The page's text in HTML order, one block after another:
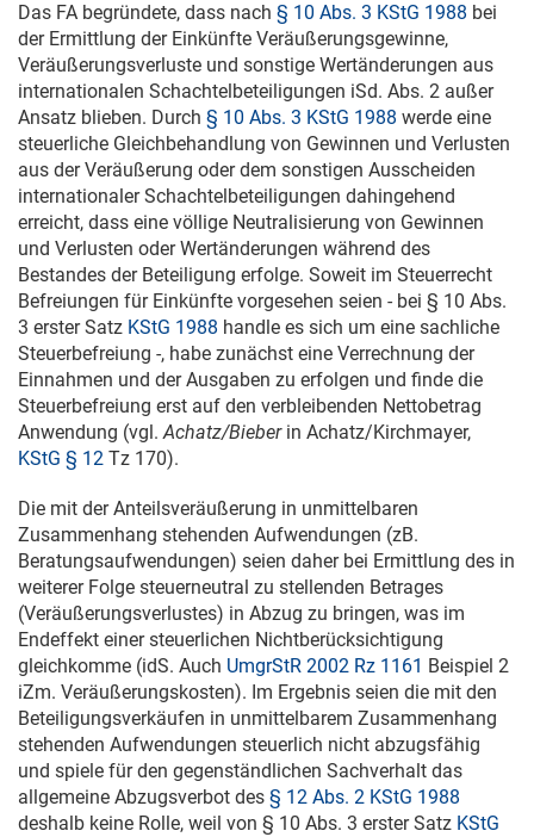
Das FA begründete, dass nach § 10 Abs. 3 KStG 1988 bei
der Ermittlung der Einkünfte Veräußerungsgewinne,
Veräußerungsverluste und sonstige Wertänderungen aus
internationalen Schachtelbeteiligungen iSd. Abs. 2 außer
Ansatz blieben. Durch § 10 Abs. 3 KStG 1988 werde eine
steuerliche Gleichbehandlung von Gewinnen und Verlusten
aus der Veräußerung oder dem sonstigen Ausscheiden
internationaler Schachtelbeteiligungen dahingehend
erreicht, dass eine völlige Neutralisierung von Gewinnen
und Verlusten oder Wertänderungen während des
Bestandes der Beteiligung erfolge. Soweit im Steuerrecht
Befreiungen für Einkünfte vorgesehen seien - bei § 10 Abs.
3 erster Satz KStG 1988 handle es sich um eine sachliche
Steuerbefreiung -, habe zunächst eine Verrechnung der
Einnahmen und der Ausgaben zu erfolgen und finde die
Steuerbefreiung erst auf den verbleibenden Nettobetrag
Anwendung (vgl.Achatz/Bieber in Achatz/Kirchmayer,
KStG § 12 Tz 170).
Die mit der Anteilsveräußerung in unmittelbaren
Zusammenhang stehenden Aufwendungen (zB.
Beratungsaufwendungen) seien daher bei Ermittlung des in
weiterer Folge steuerneutral zu stellenden Betrages
(Veräußerungsverlustes) in Abzug zu bringen, was im
Endeffekt einer steuerlichen Nichtberücksichtigung
gleichkomme (idS. Auch UmgrStR 2002 Rz 1161 Beispiel 2
iZm. Veräußerungskosten). Im Ergebnis seien die mit den
Beteiligungsverkäufen in unmittelbarem Zusammenhang
stehenden Aufwendungen steuerlich nicht abzugsfähig
und spiele für den gegenständlichen Sachverhalt das
allgemeine Abzugsverbot des § 12 Abs. 2 KStG 1988
deshalb keine Rolle, weil von § 10 Abs. 3 erster Satz KStG